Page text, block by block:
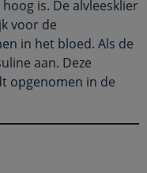
is. De alvleesklier
voor de
in het bloed. Als de
aan. Deze
opgenomen in de